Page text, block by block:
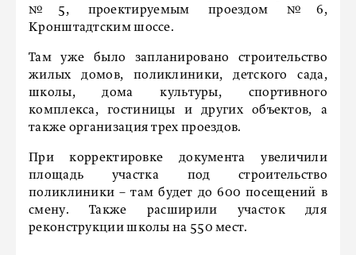
№5, проектируемым проездом №6,
Кронштадтским шоссе.
Там уже было запланировано строительство
жилых домов, поликлиники, детского сада,
школы, дома культуры, спортивного
комплекса, гостиницы и других объектов, а
также организация трех проездов.
При корректировке документа увеличили
площадь участка под строительство
поликлиники – там будет до 600 посещений в
смену. Также расширили участок для
реконструкции школы на 550 мест.